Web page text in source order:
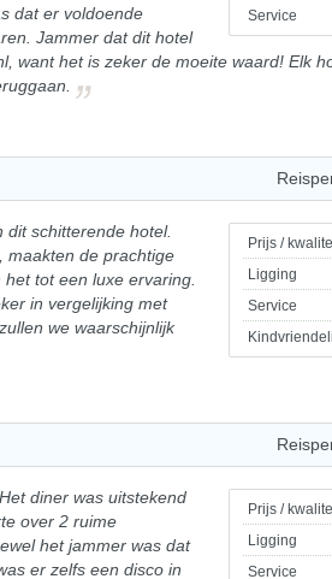
Service
dat er voldoende
Jammer dat dit hotel
want het is zeker de moeite waard! Elk
Prijs /
Ligging
Service
schitterende hotel.
maakten de prachtige
tot een luxe ervaring.
in vergelijking met
we waarschijnlijk
Prijs /
Ligging
Service
diner was uitstekend
over 2 ruime
het jammer was dat
er zelfs een disco in